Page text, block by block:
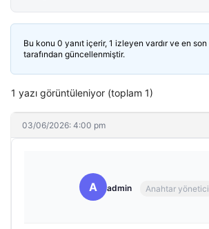
Bu konu 0 yanıt içerir, 1 izleyen vardır ve en son
tarafından güncellenmiştir.
1 yazı görüntüleniyor (toplam 1)
03/06/2026: 4:00 pm
A admin Anahtar yönetici